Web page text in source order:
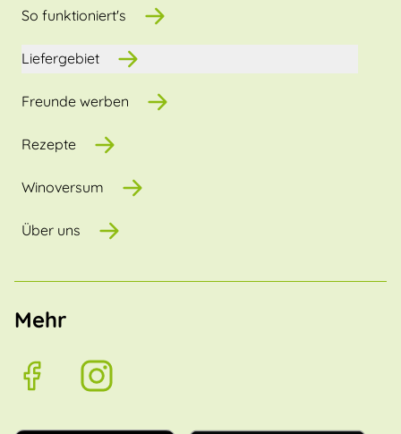
So funktioniert's
Liefergebiet
Freunde werben
Rezepte
Winoversum
Über uns
Mehr